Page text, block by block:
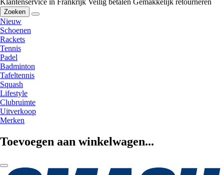
Klantenservice in Frankrijk Veilig betalen Gemakkelijk retourneren
Zoeken
Nieuw
Schoenen
Rackets
Tennis
Padel
Badminton
Tafeltennis
Squash
Lifestyle
Clubruimte
Uitverkoop
Merken
Toevoegen aan winkelwagen...